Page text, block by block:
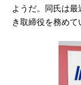
ようだ。同氏は
き取締役を務めて